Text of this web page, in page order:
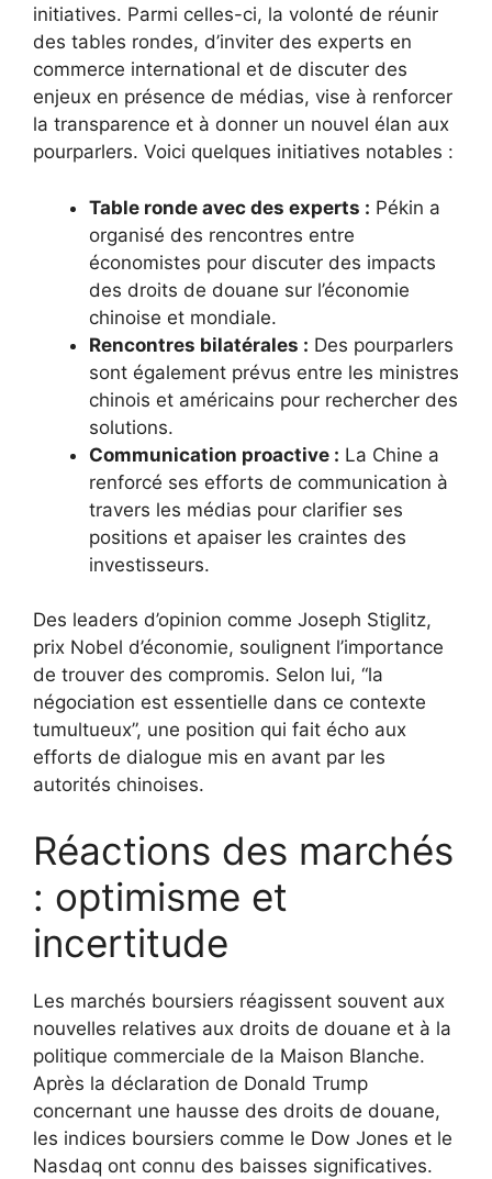
initiatives. Parmi celles-ci, la volonté de réunir
des tables rondes, d’inviter des experts en
commerce international et de discuter des
enjeux en présence de médias, vise à renforcer
la transparence et à donner un nouvel élan aux
pourparlers. Voici quelques initiatives notables :
Table ronde avec des experts : Pékin a
organisé des rencontres entre
économistes pour discuter des impacts
des droits de douane sur l’économie
chinoise et mondiale.
Rencontres bilatérales : Des pourparlers
sont également prévus entre les ministres
chinois et américains pour rechercher des
solutions.
Communication proactive : La Chine a
renforcé ses efforts de communication à
travers les médias pour clarifier ses
positions et apaiser les craintes des
investisseurs.
Des leaders d’opinion comme Joseph Stiglitz,
prix Nobel d’économie, soulignent l’importance
de trouver des compromis. Selon lui, “la
négociation est essentielle dans ce contexte
tumultueux”, une position qui fait écho aux
efforts de dialogue mis en avant par les
autorités chinoises.
Réactions des marchés
: optimisme et
incertitude
Les marchés boursiers réagissent souvent aux
nouvelles relatives aux droits de douane et à la
politique commerciale de la Maison Blanche.
Après la déclaration de Donald Trump
concernant une hausse des droits de douane,
les indices boursiers comme le Dow Jones et le
Nasdaq ont connu des baisses significatives.